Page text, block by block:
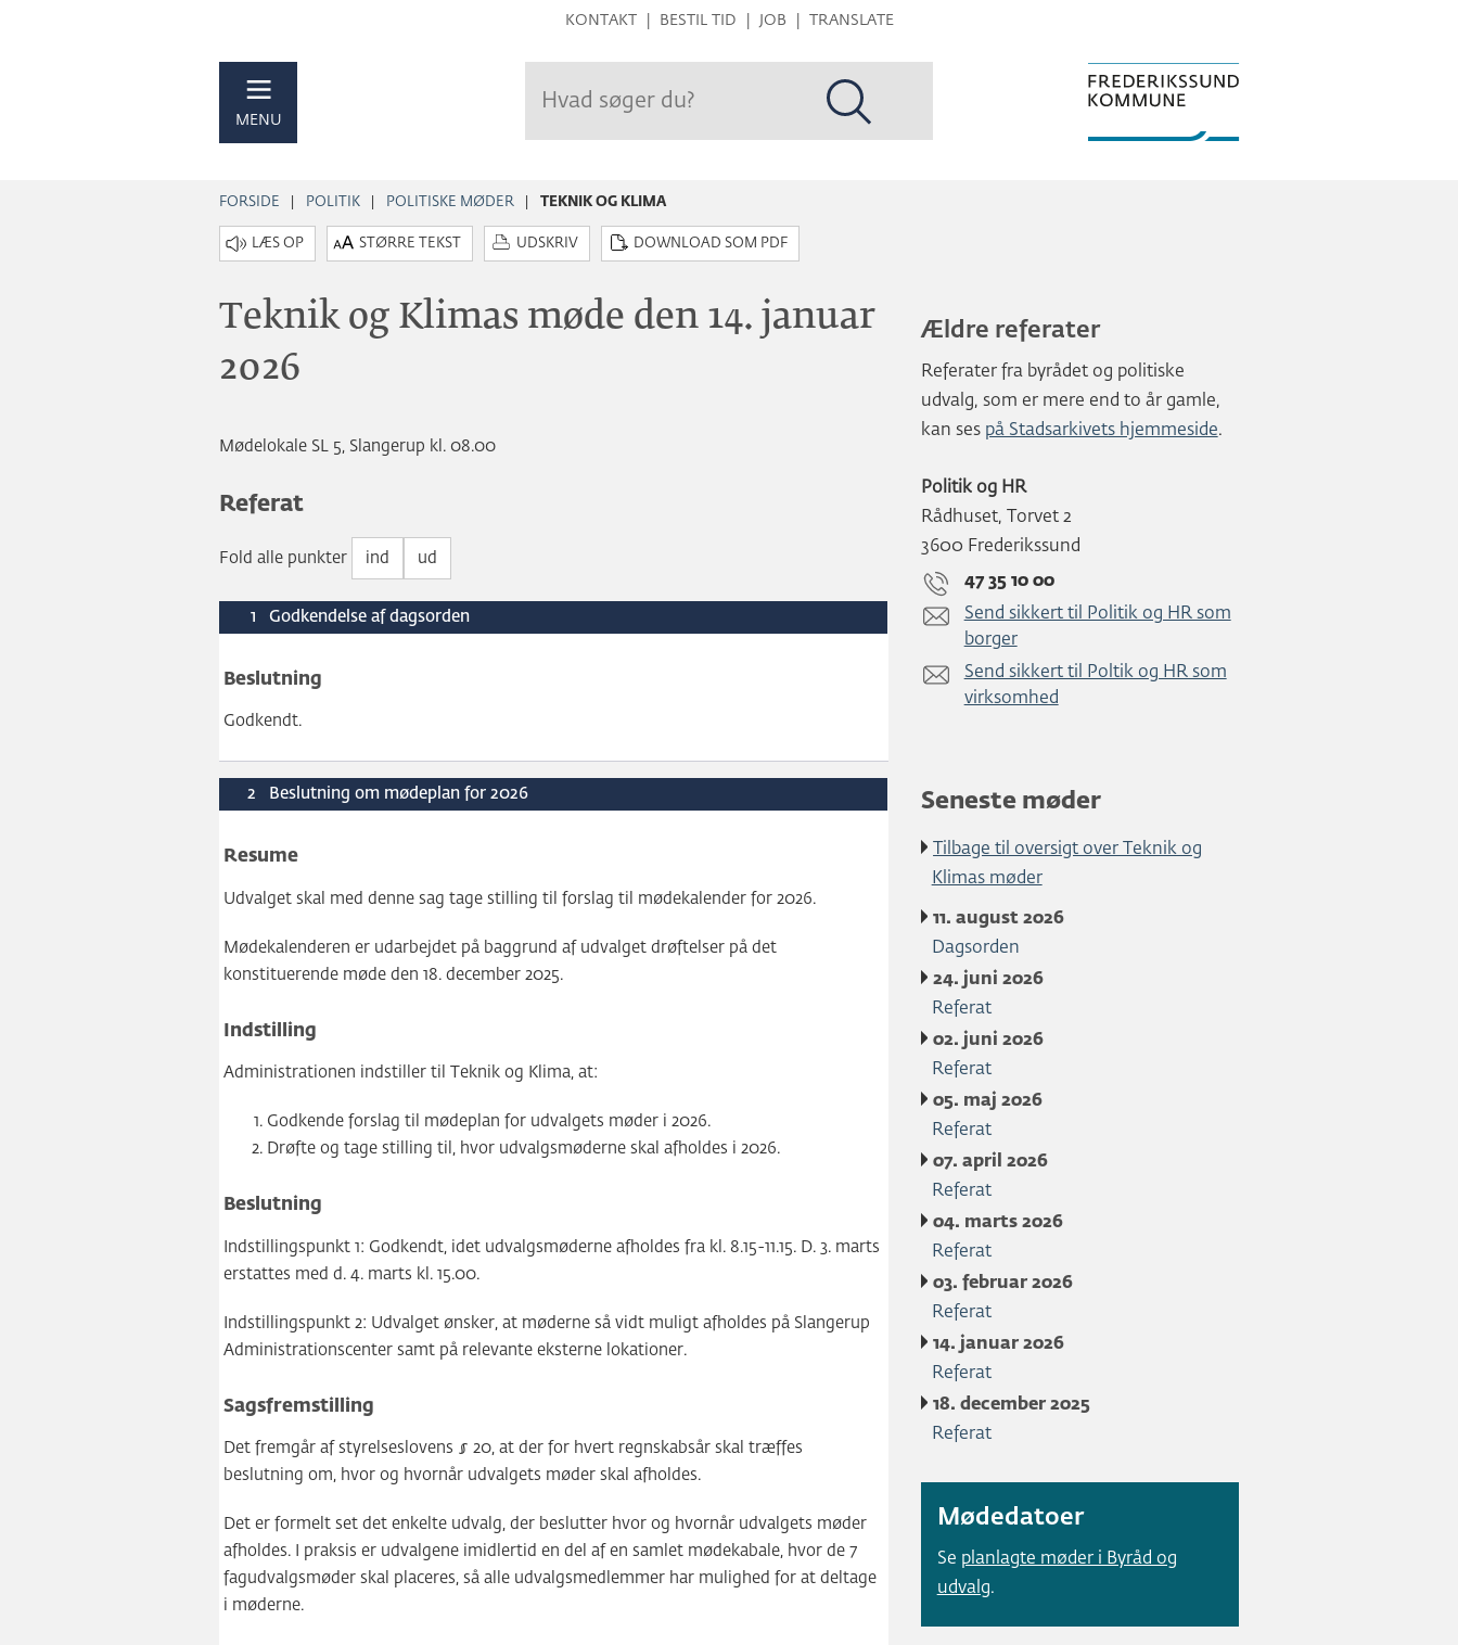
Hop
KONTAKT BESTIL TID JOB TRANSLATE
MENU
FORSIDE POLITIK POLITISKE MØDER TEKNIK OG KLIMA
STØRRE TEKST UDSKRIV DOWNLOAD SOM PDF
Teknik og Klimas møde den 14. januar
2026
Mødelokale SL 5, Slangerup kl. 08.00
Referat
Fold alle punkter ind ud
1 Godkendelse af dagsorden
Beslutning
Godkendt.
2 Beslutning om mødeplan for 2026
Resume
Udvalget skal med denne sag tage stilling til forslag til mødekalender for 2026.
Mødekalenderen er udarbejdet på baggrund af udvalget drøftelser på det
konstituerende møde den 18. december 2025.
Indstilling
Administrationen indstiller til Teknik og Klima, at:
Godkende forslag til mødeplan for udvalgets møder i 2026.
Drøfte og tage stilling til, hvor udvalgsmøderne skal afholdes i 2026.
Beslutning
Indstillingspunkt 1: Godkendt, idet udvalgsmøderne afholdes fra kl. 8.15-11.15. D. 3. marts
erstattes med d. 4. marts kl. 15.00.
Indstillingspunkt 2: Udvalget ønsker, at møderne så vidt muligt afholdes på Slangerup
Administrationscenter samt på relevante eksterne lokationer.
Sagsfremstilling
Det fremgår af styrelseslovens § 20, at der for hvert regnskabsår skal træffes
beslutning om, hvor og hvornår udvalgets møder skal afholdes.
Det er formelt set det enkelte udvalg, der beslutter hvor og hvornår udvalgets møder
afholdes. I praksis er udvalgene imidlertid en del af en samlet mødekabale, hvor de 7
fagudvalgsmøder skal placeres, så alle udvalgsmedlemmer har mulighed for at deltage
i møderne.
Ældre referater
Referater fra byrådet og politiske
udvalg, som er mere end to år gamle,
kan ses på Stadsarkivets hjemmeside.
Politik og HR
Rådhuset, Torvet 2
3600 Frederikssund
47 35 10 00
Send sikkert til Politik og HR som
borger
Send sikkert til Poltik og HR som
virksomhed
Seneste møder
Tilbage til oversigt over Teknik og
Klimas møder
11. august 2026
Dagsorden
24. juni 2026
Referat
02. juni 2026
Referat
05. maj 2026
Referat
07. april 2026
Referat
04. marts 2026
Referat
03. februar 2026
Referat
14. januar 2026
Referat
18. december 2025
Referat
Mødedatoer
Se planlagte møder i Byråd og
udvalg.